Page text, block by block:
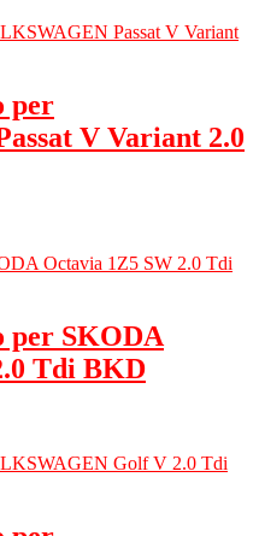
per
V Variant 2.0
per SKODA
Tdi BKD